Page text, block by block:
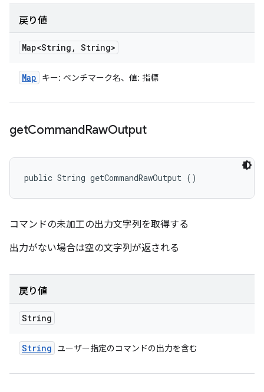
戻り値
Map<String , String>
Map キー: ベンチマーク名、値: 指標
getCommandRawOutput
public String getCommandRawOutput ()
コマンドの未加工の出力文字列を取得する
出力がない場合は空の文字列が返される
戻り値
String
String ユーザー指定のコマンドの出力を含む